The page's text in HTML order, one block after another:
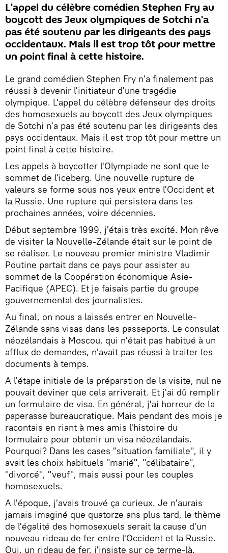
L'appel du célèbre comédien Stephen Fry au
boycott des Jeux olympiques de Sotchi n'a
pas été soutenu par les dirigeants des pays
occidentaux. Mais il est trop tôt pour mettre
un point final à cette histoire.
Le grand comédien Stephen Fry n'a finalement pas
réussi à devenir l'initiateur d'une tragédie
olympique. L'appel du célèbre défenseur des droits
des homosexuels au boycott des Jeux olympiques
de Sotchi n'a pas été soutenu par les dirigeants des
pays occidentaux. Mais il est trop tôt pour mettre un
point final à cette histoire.
Les appels à boycotter l'Olympiade ne sont que le
sommet de l'iceberg. Une nouvelle rupture de
valeurs se forme sous nos yeux entre l'Occident et
la Russie. Une rupture qui persistera dans les
prochaines années, voire décennies.
Début septembre 1999, j'étais très excité. Mon rêve
de visiter la Nouvelle-Zélande était sur le point de
se réaliser. Le nouveau premier ministre Vladimir
Poutine partait dans ce pays pour assister au
sommet de la Coopération économique Asie-
Pacifique (APEC). Et je faisais partie du groupe
gouvernemental des journalistes.
Au final, on nous a laissés entrer en Nouvelle-
Zélande sans visas dans les passeports. Le consulat
néozélandais à Moscou, qui n'était pas habitué à un
afflux de demandes, n'avait pas réussi à traiter les
documents à temps.
A l'étape initiale de la préparation de la visite, nul ne
pouvait deviner que cela arriverait. Et j'ai dû remplir
un formulaire de visa. En général, j'ai horreur de la
paperasse bureaucratique. Mais pendant des mois je
racontais en riant à mes amis l'histoire du
formulaire pour obtenir un visa néozélandais.
Pourquoi? Dans les cases "situation familiale", il y
avait les choix habituels "marié", "célibataire",
"divorcé", "veuf", mais aussi pour les couples
homosexuels.
A l'époque, j'avais trouvé ça curieux. Je n'aurais
jamais imaginé que quatorze ans plus tard, le thème
de l'égalité des homosexuels serait la cause d'un
nouveau rideau de fer entre l'Occident et la Russie.
Oui, un rideau de fer, j'insiste sur ce terme-là.